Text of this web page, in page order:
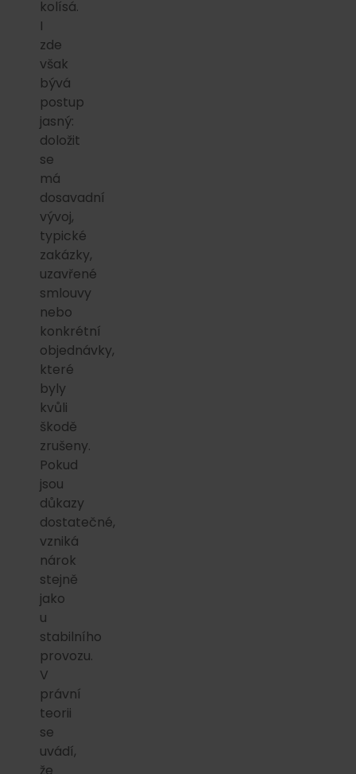
kolísá.
I
zde
však
bývá
postup
jasný:
doložit
se
má
dosavadní
vývoj,
typické
zakázky,
uzavřené
smlouvy
nebo
konkrétní
objednávky,
které
byly
kvůli
škodě
zrušeny.
Pokud
jsou
důkazy
dostatečné,
vzniká
nárok
stejně
jako
u
stabilního
provozu.
V
právní
teorii
se
uvádí,